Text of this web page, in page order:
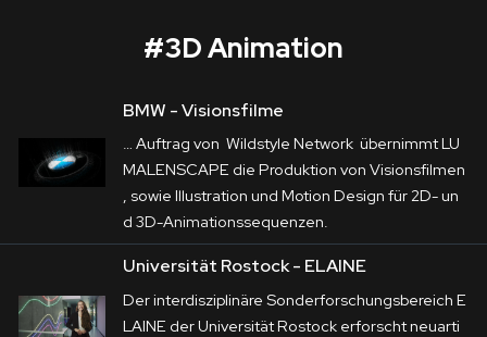
Corporate
Postproduction
Production / Services
About
Der Krieg und Ich
Im Auftrag von LOOKSfilm realisierte
LUMALENSCAPE das Motion- und
#3D Animation
BMW - Visionsfilme
… Auftrag von Wildstyle Network übernimmt LU
MALENSCAPE die Produktion von Visionsfilmen
, sowie Illustration und Motion Design für 2D- un
d3D-Animationssequenzen.
Universität Rostock - ELAINE
Der interdisziplinäre Sonderforschungsbereich E
LAINE der Universität Rostock erforscht neuarti